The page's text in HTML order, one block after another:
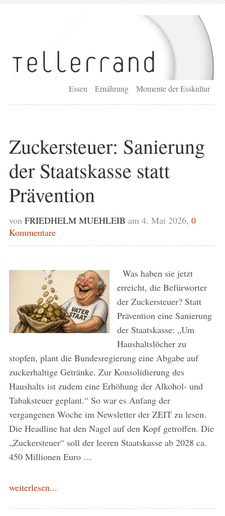
Essen Ernährung Momente der Esskultur
Zuckersteuer: Sanierung
der Staatskasse statt
Prävention
von FRIEDHELM MUEHLEIB am 4. Mai 2026, 0
Kommentare
Was haben sie jetzt
erreicht, die Befürworter
der Zuckersteuer? Statt
Prävention eine Sanierung
der Staatskasse: „Um
Haushaltslöcher zu
stopfen, plant die Bundesregierung eine Abgabe auf
zuckerhaltige Getränke. Zur Konsolidierung des
Haushalts ist zudem eine Erhöhung der Alkohol- und
Tabaksteuer geplant.“ So war es Anfang der
vergangenen Woche im Newsletter der ZEIT zu lesen.
Die Headline hat den Nagel auf den Kopf getroffen. Die
„Zuckersteuer“ soll der leeren Staatskasse ab 2028 ca.
450 Millionen Euro …
weiterlesen...